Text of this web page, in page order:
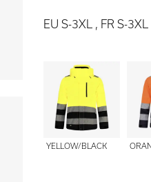
EU S-3XL , FR S-3XL
YELLOW/BLACK